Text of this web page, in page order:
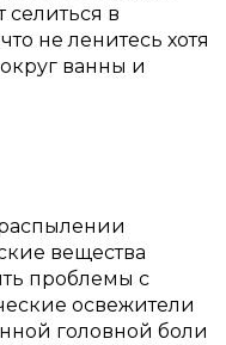
в
не ленитесь хотя
ванны и
вещества
проблемы с
освежители
головной боли